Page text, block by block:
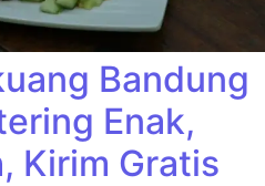
Bandung
Enak,
Kirim Gratis